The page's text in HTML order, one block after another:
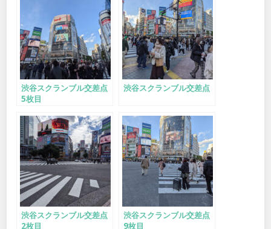
渋谷スクランブル交差点
5枚目
渋谷スクランブル交差点
渋谷スクランブル交差点
2枚目
渋谷スクランブル交差点
9枚目